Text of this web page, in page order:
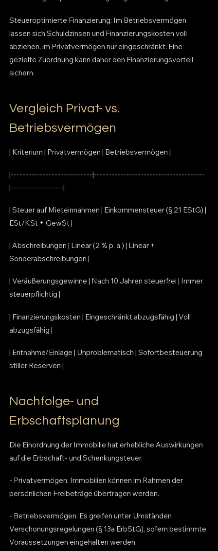
Steueroptimierte Finanzierung: Im Betriebsvermögen
lassen sich Schuldzinsen und Finanzierungskosten voll
abziehen, im Privatvermögen nur eingeschränkt. Eine
gezielte Zuordnung kann daher den Finanzierungsvorteil
sichern.
Vergleich Privat- vs.
Betriebsvermögen
| Kriterium | Privatvermögen | Betriebsvermögen |
|----------------------------|--------------------------------------
|------------------|
| Steuer auf Mieteinnahmen | Einkommensteuer (§ 21 EStG) |
ESt/KSt + GewSt |
| Abschreibungen | Linear (2 % p. a.) | Linear +
Sonderabschreibungen |
| Veräußerungsgewinne | Nach 10 Jahren steuerfrei | Immer
steuerpflichtig |
| Finanzierungskosten | Eingeschränkt abzugsfähig | Voll
abzugsfähig |
| Entnahme/Einlage | Unproblematisch | Sofortbesteuerung
stiller Reserven |
Nachfolge- und
Erbschaftsplanung
Die Einordnung der Immobilie hat erhebliche Auswirkungen
auf die Erbschaft- und Schenkungsteuer.
- Privatvermögen: Immobilien können im Rahmen der
persönlichen Freibeträge übertragen werden.
- Betriebsvermögen: Es greifen unter Umständen
Verschonungsregelungen (§ 13a ErbStG), sofern bestimmte
Voraussetzungen eingehalten werden.